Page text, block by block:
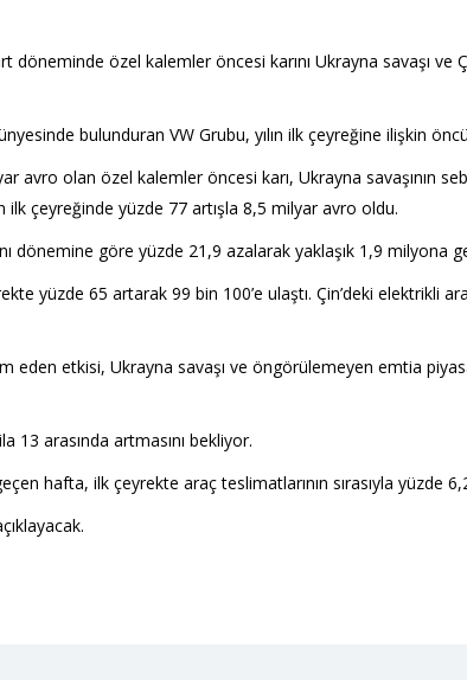
özel kalemler öncesi karını Ukrayna savaşı ve
bulunduran VW Grubu, yılın ilk çeyreğine ilişkin
olan özel kalemler öncesi karı, Ukrayna savaşının
ilk çeyreğinde yüzde 77 artışla 8,5 milyar avro oldu.
dönemine göre yüzde 21,9 azalarak yaklaşık 1,9 milyona
yüzde 65 artarak 99 bin 100’e ulaştı. Çin’deki elektrikli
eden etkisi, Ukrayna savaşı ve öngörülemeyen emtia
13 arasında artmasını bekliyor.
hafta, ilk çeyrekte araç teslimatlarının sırasıyla yüzde